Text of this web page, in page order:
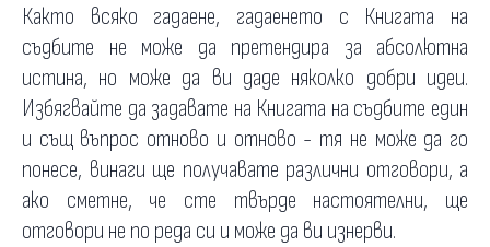
Както всяко гадаене, гадаенето с Книгата на
съдбите не може да претендира за абсолютна
истина, но може да ви даде няколко добри идеи.
Избягвайте да задавате на Книгата на съдбите един
и същ въпрос отново и отново - тя не може да го
понесе, винаги ще получавате различни отговори, а
ако сметне, че сте твърде настоятелни, ще
отговори не по реда си и може да ви изнерви.